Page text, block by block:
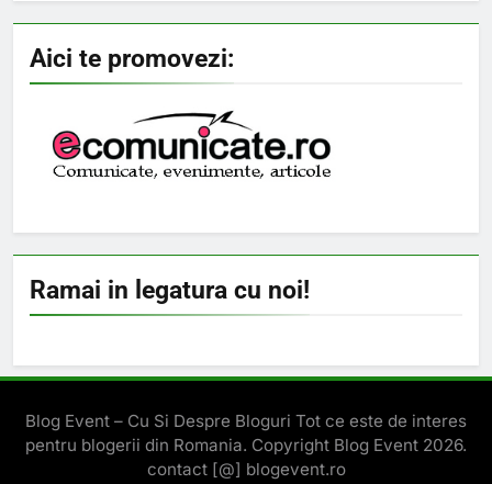
Aici te promovezi:
Ramai in legatura cu noi!
Blog Event – Cu Si Despre Bloguri Tot ce este de interes
pentru blogerii din Romania. Copyright Blog Event 2026.
contact [@] blogevent.ro